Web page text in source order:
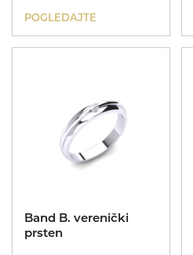
POGLEDAJTE
Band B. verenički
prsten